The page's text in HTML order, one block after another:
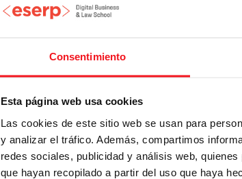
Consentimiento
Esta página web usa cookies
Las cookies de este sitio web se usan para
y analizar el tráfico. Además, compartimos
redes sociales, publicidad y análisis web,
que hayan recopilado a partir del uso que haya